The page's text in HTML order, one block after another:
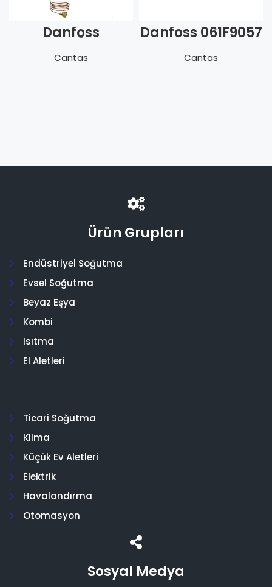
Danfoss
061H3048 RGE-
Z1L6-7DS 32
bar/0.2-2A
Cantas
Danfoss 061F9057
ACB-2UC59W
Y.B.O. 13.0/18.0
bar
Cantas
Ürün Grupları
Endüstriyel Soğutma
Evsel Soğutma
Beyaz Eşya
Kombi
Isıtma
El Aletleri
Ticari Soğutma
Klima
Küçük Ev Aletleri
Elektrik
Havalandırma
Otomasyon
Sosyal Medya